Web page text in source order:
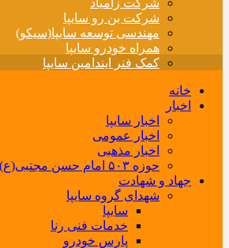
شرکت زامیاد
شرکت بن رو سایپا
مهندسی توسعه سایپا(سیکو)
همراه خودرو سایپا
کمک فنر ایندامین سایپا
خانه
اخبار
اخبار سایپا
اخبار عمومی
اخبار مذهبی
حوزه ۵۰۳ امام حسن مجتبی(ع) گروه سایپا
جهاد و شهادت
شهدای گروه سایپا
سایپا
خدمات فنی رنا
پارس خودرو